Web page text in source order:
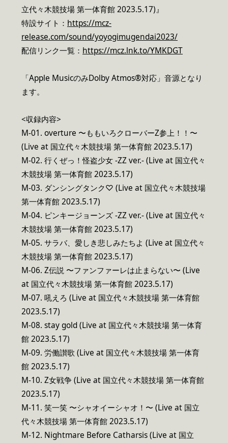
立代々木競技場 第一体育館 2023.5.17)』
特設サイト： https://mcz-
release.com/sound/yoyogimugendai2023/
配信リンク一覧： https://mcz.lnk.to/YMKDGT
「Apple MusicのみDolby Atmos®対応」音源となり
ます。
<収録内容>
M-01. overture 〜ももいろクローバーZ参上！！〜
(Live at 国立代々木競技場 第一体育館 2023.5.17)
M-02. 行くぜっ！怪盗少女 -ZZ ver.- (Live at 国立代々
木競技場 第一体育館 2023.5.17)
M-03. ダンシングタンク♡ (Live at 国立代々木競技場
第一体育館 2023.5.17)
M-04. ピンキージョーンズ -ZZ ver.- (Live at 国立代々
木競技場 第一体育館 2023.5.17)
M-05. サラバ、愛しき悲しみたちよ (Live at 国立代々
木競技場 第一体育館 2023.5.17)
M-06. Z伝説 〜ファンファーレは止まらない〜 (Live
at 国立代々木競技場 第一体育館 2023.5.17)
M-07. 吼えろ (Live at 国立代々木競技場 第一体育館
2023.5.17)
M-08. stay gold (Live at 国立代々木競技場 第一体育
館 2023.5.17)
M-09. 労働讃歌 (Live at 国立代々木競技場 第一体育
館 2023.5.17)
M-10. Z女戦争 (Live at 国立代々木競技場 第一体育館
2023.5.17)
M-11. 笑一笑 〜シャオイーシャオ！〜 (Live at 国立
代々木競技場 第一体育館 2023.5.17)
M-12. Nightmare Before Catharsis (Live at 国立